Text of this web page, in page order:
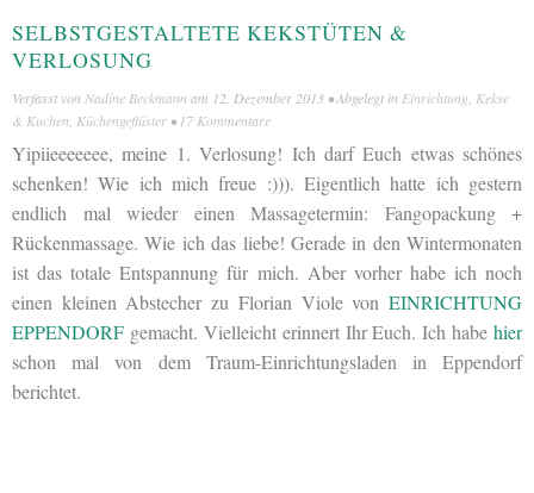
SELBSTGESTALTETE KEKSTÜTEN &
VERLOSUNG
Verfasst von Nadine Beckmann am 12. Dezember 2013 • Abgelegt in Einrichtung Kekse
& Kuchen Küchengeflüster • 17 Kommentare
Yipiieeeeeee, meine 1. Verlosung! Ich darf Euch etwas schönes
schenken! Wie ich mich freue :))). Eigentlich hatte ich gestern
endlich mal wieder einen Massagetermin: Fangopackung +
Rückenmassage. Wie ich das liebe! Gerade in den Wintermonaten
ist das totale Entspannung für mich. Aber vorher habe ich noch
einen kleinen Abstecher zu Florian Viole von EINRICHTUNG
EPPENDORF gemacht. Vielleicht erinnert Ihr Euch. Ich habe hier
schon mal von dem Traum-Einrichtungsladen in Eppendorf
berichtet.